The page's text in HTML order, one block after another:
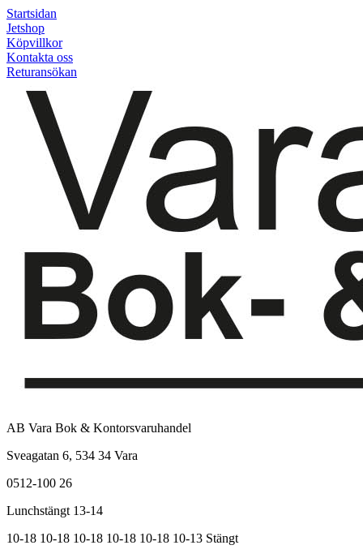
Startsidan
Jetshop
Köpvillkor
Kontakta oss
Returansökan
AB Vara Bok & Kontorsvaruhandel
Sveagatan 6, 534 34 Vara
0512-100 26
Lunchstängt 13-14
10-18 10-18 10-18 10-18 10-18 10-13 Stängt